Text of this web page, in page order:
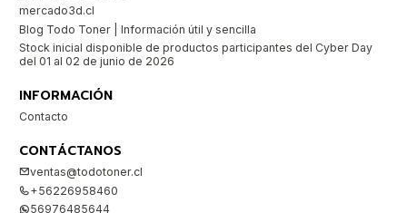
mercado3d.cl
Blog Todo Toner | Información útil y sencilla
Stock inicial disponible de productos participantes del Cyber Day
del 01 al 02 de junio de 2026
INFORMACIÓN
Contacto
CONTÁCTANOS
ventas@todotoner.cl
+56226958460
56976485644